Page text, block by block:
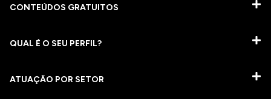
CONTEÚDOS GRATUITOS
QUAL É O SEU PERFIL?
ATUAÇÃO POR SETOR